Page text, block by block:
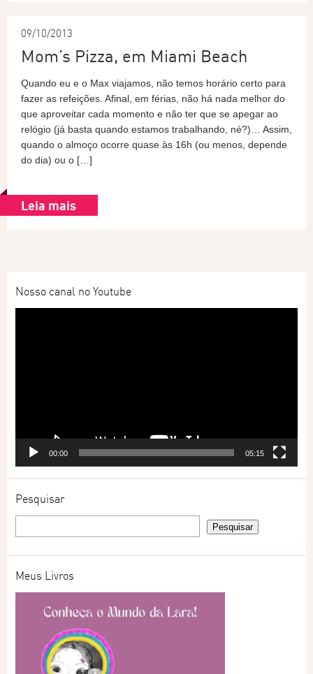
09/10/2013
Mom’s Pizza, em Miami Beach
Quando eu e o Max viajamos, não temos horário certo para
fazer as refeições. Afinal, em férias, não há nada melhor do
que aproveitar cada momento e não ter que se apegar ao
relógio (já basta quando estamos trabalhando, né?)… Assim,
quando o almoço ocorre quase às 16h (ou menos, depende
do dia) ou o […]
Leia mais
Nosso canal no Youtube
00:00 05:15
Pesquisar
Meus Livros